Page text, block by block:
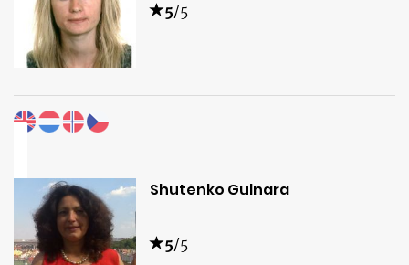
5/5
Shutenko Gulnara
5/5